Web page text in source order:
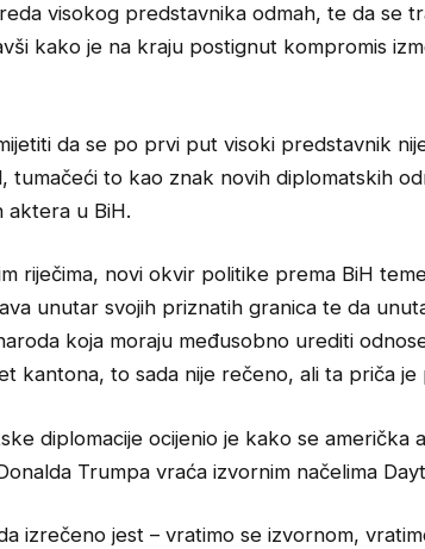
visokog predstavnika odmah, te da se
kako je na kraju postignut kompromis
da se po prvi put visoki predstavnik
tumačeći to kao znak novih diplomatskih
aktera u BiH.
riječima, novi okvir politike prema BiH
unutar svojih priznatih granica te da
koja moraju međusobno urediti
kantona, to sada nije rečeno, ali ta priča
diplomacije ocijenio je kako se američka
Trumpa vraća izvornim načelima
izrečeno jest – vratimo se izvornom,